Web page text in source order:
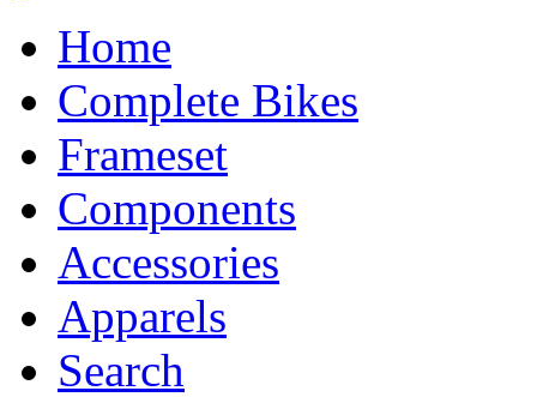
Home
Complete Bikes
Frameset
Components
Accessories
Apparels
Search